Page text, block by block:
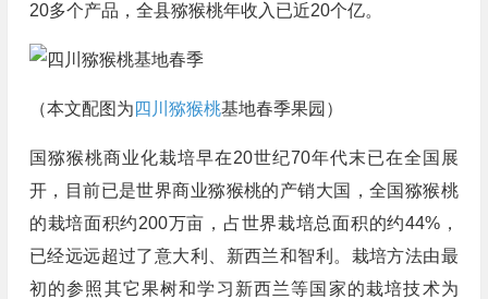
20多个产品，全县猕猴桃年收入已近20个亿。
（本文配图为 四川猕猴桃基地春季果园）
国猕猴桃商业化栽培早在20世纪70年代末已在全国展
开，目前已是世界商业猕猴桃的产销大国，全国猕猴桃
的栽培面积约200万亩，占世界栽培总面积的约44%，
已经远远超过了意大利、新西兰和智利。栽培方法由最
初的参照其它果树和学习新西兰等国家的栽培技术为